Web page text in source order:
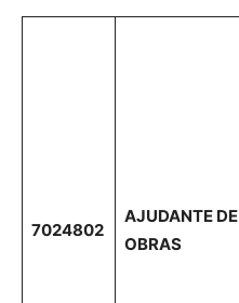
7024802
AJUDANTE DE
OBRAS